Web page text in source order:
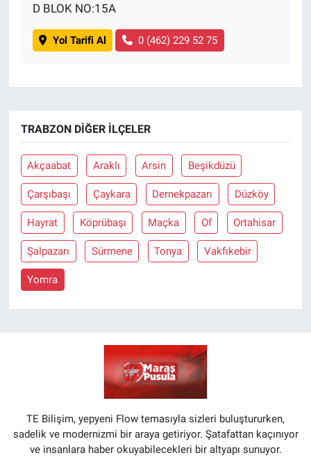
D BLOK NO:15A
Yol Tarifi Al 0 (462) 229 52 75
TRABZON DIĞER İLÇELER
Akçaabat Araklı Arsin Beşikdüzü
Çarşıbaşı Çaykara Dernekpazarı Düzköy
Hayrat Köprübaşı Maçka Of Ortahisar
Şalpazarı Sürmene Tonya Vakfıkebir
Yomra
TE Bilişim, yepyeni Flow temasıyla sizleri buluştururken,
sadelik ve modernizmi bir araya getiriyor. Şatafattan kaçınıyor
ve insanlara haber okuyabilecekleri bir altyapı sunuyor.